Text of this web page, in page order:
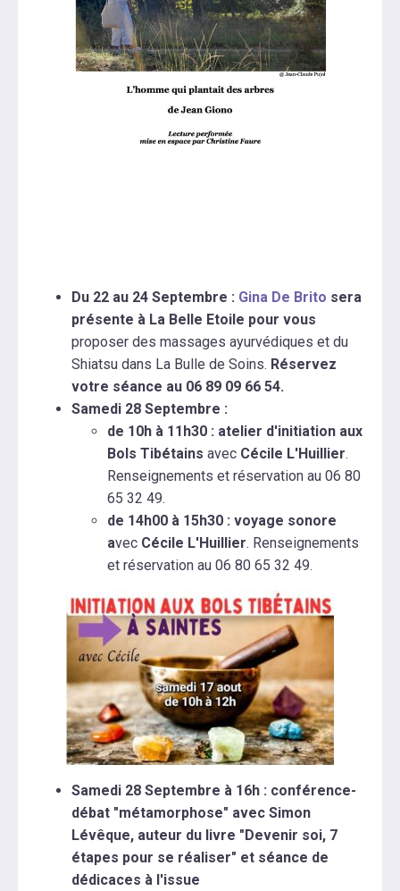
Du 22 au 24 Septembre : Gina De Brito sera
présente à La Belle Etoile pour vous
proposer des massages ayurvédiques et du
Shiatsu dans La Bulle de Soins. Réservez
votre séance au 06 89 09 66 54.
Samedi 28 Septembre :
de 10h à 11h30 : atelier d'initiation aux
Bols Tibétains avec Cécile L'Huillier.
Renseignements et réservation au 06 80
65 32 49.
de 14h00 à 15h30 : voyage sonore
avec Cécile L'Huillier. Renseignements
et réservation au 06 80 65 32 49.
Samedi 28 Septembre à 16h : conférence-
débat "métamorphose" avec Simon
Lévêque, auteur du livre "Devenir soi, 7
étapes pour se réaliser" et séance de
dédicaces à l'issue